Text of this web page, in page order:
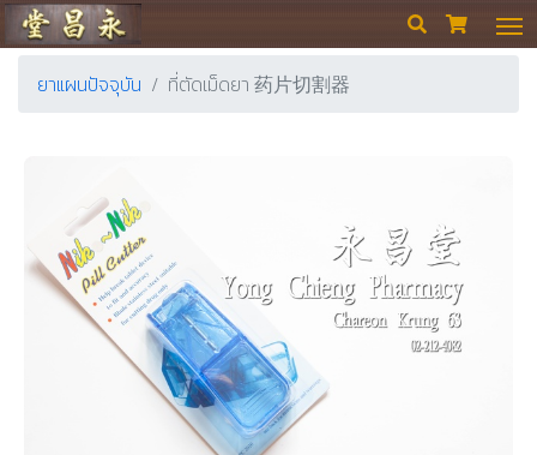
ร้านขายยา ย่งเชียงตึ๊ง  
ยาแผนปัจจุบัน ที่ตัดเม็ดยา 药片切割器